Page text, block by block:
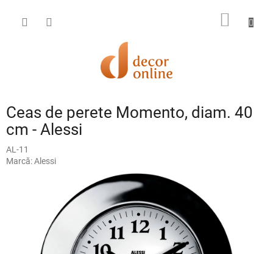
conținut
COŞ
Ceas de perete Momento, diam. 40
cm - Alessi
AL-11
Marcă:Alessi